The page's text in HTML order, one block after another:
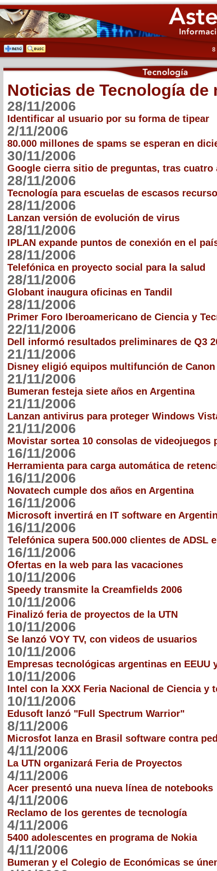
8
Noticias de Tecnología de
28/11/2006
Identificar al usuario por su forma de tipear
2/11/2006
80.000 millones de spams se esperan en
30/11/2006
Google cierra sitio de preguntas, tras cuatro
28/11/2006
Tecnología para escuelas de escasos
28/11/2006
Lanzan versión de evolución de virus
28/11/2006
IPLAN expande puntos de conexión en el
28/11/2006
Telefónica en proyecto social para la salud
28/11/2006
Globant inaugura oficinas en Tandil
28/11/2006
Primer Foro Iberoamericano de Ciencia y
22/11/2006
Dell informó resultados preliminares de Q3
21/11/2006
Disney eligió equipos multifunción de Canon
21/11/2006
Bumeran festeja siete años en Argentina
21/11/2006
Lanzan antivirus para proteger Windows
21/11/2006
Movistar sortea 10 consolas de videojuegos
16/11/2006
Herramienta para carga automática de
16/11/2006
Novatech cumple dos años en Argentina
16/11/2006
Microsoft invertirá en IT software en
16/11/2006
Telefónica supera 500.000 clientes de ADSL
16/11/2006
Ofertas en la web para las vacaciones
10/11/2006
Speedy transmite la Creamfields 2006
10/11/2006
Finalizó feria de proyectos de la UTN
10/11/2006
Se lanzó VOY TV, con videos de usuarios
10/11/2006
Empresas tecnológicas argentinas en EEUU
10/11/2006
Intel con la XXX Feria Nacional de Ciencia y
10/11/2006
Edusoft lanzó "Full Spectrum Warrior"
8/11/2006
Microsfot lanza en Brasil software contra
4/11/2006
La UTN organizará Feria de Proyectos
4/11/2006
Acer presentó una nueva línea de notebooks
4/11/2006
Reclamo de los gerentes de tecnología
4/11/2006
5400 adolescentes en programa de Nokia
4/11/2006
Bumeran y el Colegio de Económicas se